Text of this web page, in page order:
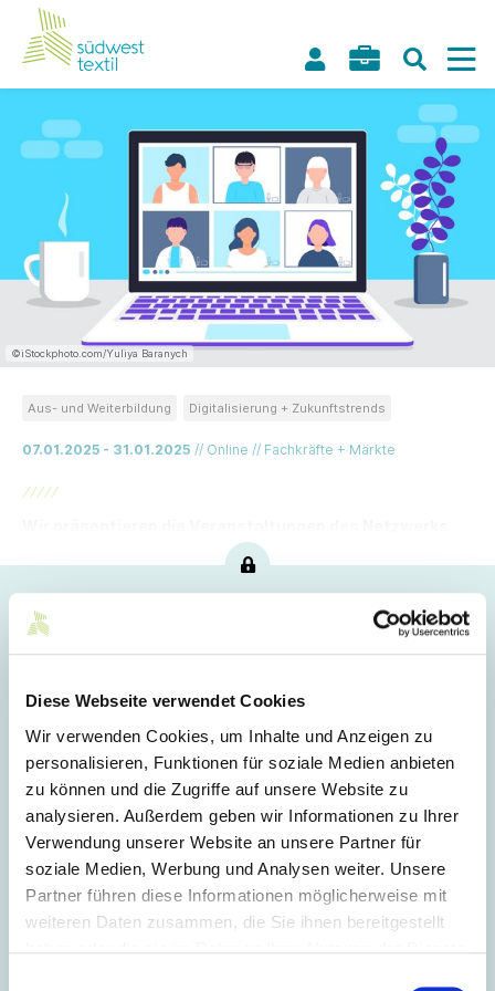
Diese Webseite verwendet Cookies
Wir verwenden Cookies, um Inhalte und Anzeigen zu
personalisieren, Funktionen für soziale Medien anbieten
zu können und die Zugriffe auf unsere Website zu
analysieren. Außerdem geben wir Informationen zu Ihrer
Verwendung unserer Website an unsere Partner für
soziale Medien, Werbung und Analysen weiter. Unsere
Partner führen diese Informationen möglicherweise mit
weiteren Daten zusammen, die Sie ihnen bereitgestellt
©iStockphoto.com/Yuliya Baranych
07.01.2025 - 31.01.2025 // Online // Fachkräfte + Märkte
Aus- und Weiterbildung Digitalisierung + Zukunftstrends
von Mittelstand-Digital für den aktuellen Monat.
Dieser Artikel ist nur für Mitglieder sichtbar.
Login
E-Mail
Passwort